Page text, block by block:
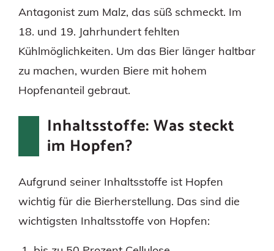
Antagonist zum Malz, das süß schmeckt. Im
18. und 19. Jahrhundert fehlten
Kühlmöglichkeiten. Um das Bier länger haltbar
zu machen, wurden Biere mit hohem
Hopfenanteil gebraut.
Inhaltsstoffe: Was steckt
im Hopfen?
Aufgrund seiner Inhaltsstoffe ist Hopfen
wichtig für die Bierherstellung. Das sind die
wichtigsten Inhaltsstoffe von Hopfen: